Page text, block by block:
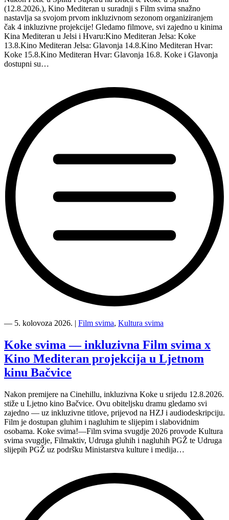
(12.8.2026.), Kino Mediteran u suradnji s Film svima snažno
nastavlja sa svojom prvom inkluzivnom sezonom organiziranjem
čak 4 inkluzivne projekcije! Gledamo filmove, svi zajedno u kinima
Kina Mediteran u Jelsi i Hvaru:Kino Mediteran Jelsa: Koke
13.8.Kino Mediteran Jelsa: Glavonja 14.8.Kino Mediteran Hvar:
Koke 15.8.Kino Mediteran Hvar: Glavonja 16.8. Koke i Glavonja
dostupni su…
Mediteran
Film
svima
nastavljaju
inkluzivnu
turneju
Hvaru”
― 5. kolovoza 2026. | Film svima, Kultura svima
Koke svima — inkluzivna Film svima x
Kino Mediteran projekcija u Ljetnom
kinu Bačvice
Nakon premijere na Cinehillu, inkluzivna Koke u srijedu 12.8.2026.
stiže u Ljetno kino Bačvice. Ovu obiteljsku dramu gledamo svi
zajedno — uz inkluzivne titlove, prijevod na HZJ i audiodeskripciju.
Film je dostupan gluhim i nagluhim te slijepim i slabovidnim
osobama. Koke svima!—Film svima svugdje 2026 provode Kultura
svima svugdje, Filmaktiv, Udruga gluhih i nagluhih PGŽ te Udruga
slijepih PGŽ uz podršku Ministarstva kulture i medija…